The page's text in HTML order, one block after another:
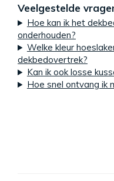
Veelgestelde
Hoe kan ik het
onderhouden?
Welke kleur
dekbedovertrek?
Kan ik ook losse
Hoe snel ontvang ik